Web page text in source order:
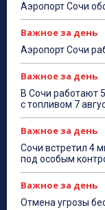
Аэропорт Сочи
Важное за день
Аэропорт Сочи
Важное за день
В Сочи работают
с топливом 7
Важное за день
Сочи встретил 4
под особым
Важное за день
Отмена угрозы